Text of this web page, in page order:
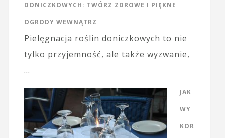
DONICZKOWYCH: TWÓRZ ZDROWE I PIĘKNE
OGRODY WEWNĄTRZ
Pielęgnacja roślin doniczkowych to nie
tylko przyjemność, ale także wyzwanie,
…
JAK
WY
KOR